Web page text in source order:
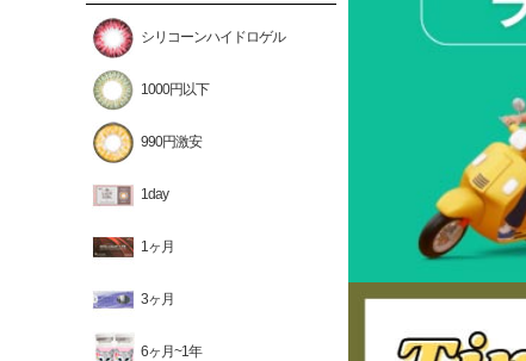
シリコーンハイドロゲル
1000円以下
990円激安
1day
1ヶ月
3ヶ月
6ヶ月~1年